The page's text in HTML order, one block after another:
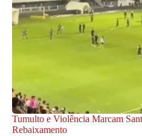
Tumulto e Violência Marcam
Rebaixamento